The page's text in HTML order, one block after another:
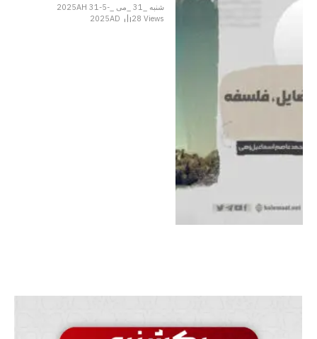
شنبه _31 _می _2025AH 31-5-
2025AD
28Views